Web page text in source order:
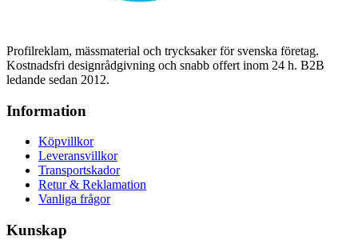
Profilreklam, mässmaterial och trycksaker för svenska företag.
Kostnadsfri designrådgivning och snabb offert inom 24 h. B2B
ledande sedan 2012.
Information
Köpvillkor
Leveransvillkor
Transportskador
Retur & Reklamation
Vanliga frågor
Kunskap